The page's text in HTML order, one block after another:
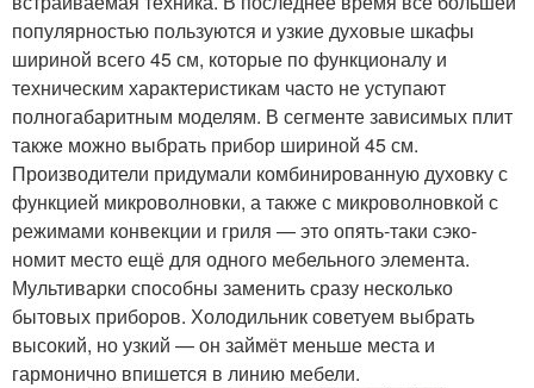
популярностью пользуются и узкие духовые шкафы
шириной всего 45 см, которые по функционалу и
техническим характеристикам часто не уступают
полногабаритным моделям. В сегменте зависимых плит
также можно выбрать прибор шириной 45 см.
Производители придумали комбинированную духовку с
функцией микроволновки, а также с микроволновкой с
режимами конвекции и гриля — это опять-таки сэко­
номит место ещё для одного мебельного элемента.
Мультиварки способны заменить сразу несколько
бытовых приборов. Холодильник советуем выбрать
высокий, но узкий — он займёт меньше места и
гармонично впишется в линию мебели.